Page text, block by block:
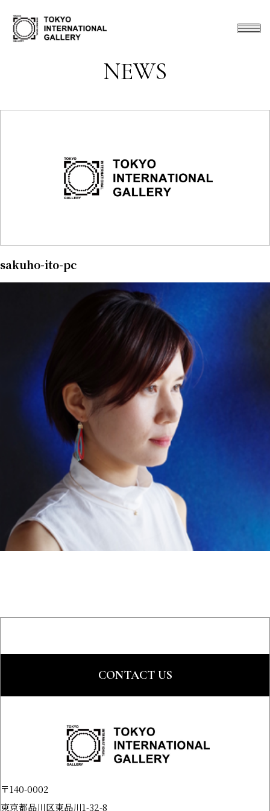
NEWS
sakuho-ito-pc
CONTACT US
〒140-0002
東京都品川区東品川1-32-8